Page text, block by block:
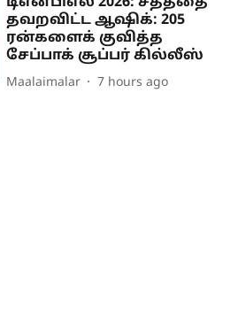
தவறவிட்ட ஆஷிக்: 205
ரன்களைக் குவித்த
சேப்பாக் சூப்பர் கில்லீஸ்
Maalaimalar 7 hours ago